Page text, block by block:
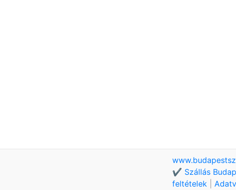
✔️ Szállás
feltételek